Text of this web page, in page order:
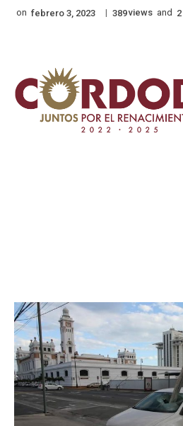
on febrero 3, 2023 | 389views and 2